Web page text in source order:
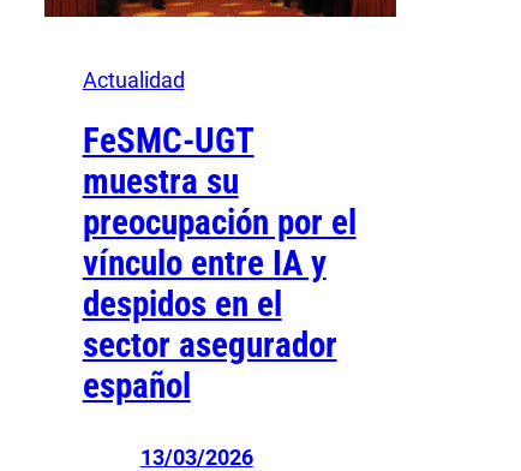
Actualidad
FeSMC-UGT
muestra su
preocupación por el
vínculo entre IA y
despidos en el
sector asegurador
español
13/03/2026